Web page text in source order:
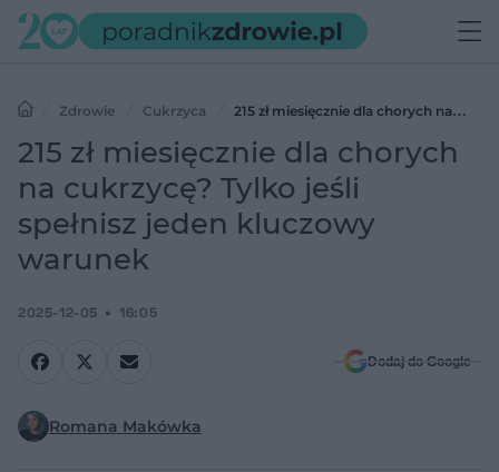
Zdrowie Cukrzyca
215 zł miesięcznie dla chorych na
cukrzycę? Tylko jeśli spełnisz jeden kluczowy warunek
215 zł miesięcznie dla chorych
na cukrzycę? Tylko jeśli
spełnisz jeden kluczowy
warunek
2025-12-05 16:05
Dodaj do Google
Romana Makówka